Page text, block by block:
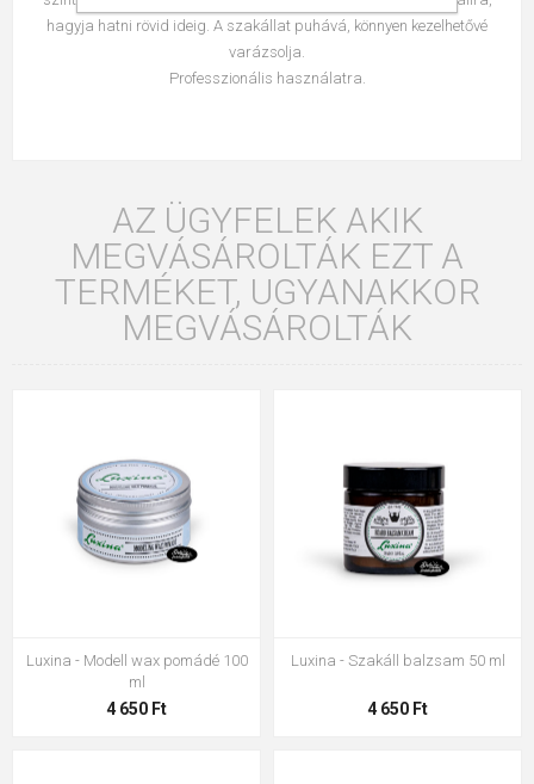
hagyja hatni rövid ideig. A szakállat puhává, könnyen kezelhetővé
varázsolja.
Professzionális használatra.
AZ ÜGYFELEK AKIK
MEGVÁSÁROLTÁK EZT A
TERMÉKET, UGYANAKKOR
MEGVÁSÁROLTÁK
Luxina - Modell wax pomádé 100
ml
4 650 Ft
Luxina - Szakáll balzsam 50 ml
4 650 Ft